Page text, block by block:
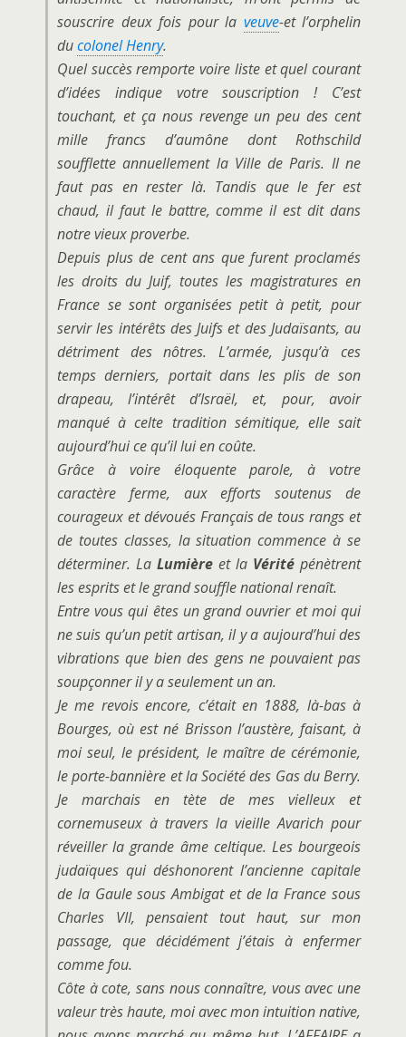
souscrire deux fois pour la veuve-et l’orphelin
ducolonel Henry.
Quel succès remporte voire liste et quel courant
d’idées indique votre souscription ! C’est
touchant, et ça nous revenge un peu des cent
mille francs d’aumône dont Rothschild
soufflette annuellement la Ville de Paris. Il ne
faut pas en rester là. Tandis que le fer est
chaud, il faut le battre, comme il est dit dans
notre vieux proverbe.
Depuis plus de cent ans que furent proclamés
les droits du Juif, toutes les magistratures en
France se sont organisées petit à petit, pour
servir les intérêts des Juifs et des Judaïsants, au
détriment des nôtres. L’armée, jusqu’à ces
temps derniers, portait dans les plis de son
drapeau, l’intérêt d’Israël, et, pour, avoir
manqué à celte tradition sémitique, elle sait
aujourd’hui ce qu’il lui en coûte.
Grâce à voire éloquente parole, à votre
caractère ferme, aux efforts soutenus de
courageux et dévoués Français de tous rangs et
de toutes classes, la situation commence à se
déterminer. La Lumière et la Vérité pénètrent
les esprits et le grand souffle national renaît.
Entre vous qui êtes un grand ouvrier et moi qui
ne suis qu’un petit artisan, il y a aujourd’hui des
vibrations que bien des gens ne pouvaient pas
soupçonner il y a seulement un an.
Je me revois encore, c’était en 1888, là-bas à
Bourges, où est né Brisson l’austère, faisant, à
moi seul, le président, le maître de cérémonie,
le porte-bannière et la Société des Gas du Berry.
Je marchais en tète de mes vielleux et
cornemuseux à travers la vieille Avarich pour
réveiller la grande âme celtique. Les bourgeois
judaïques qui déshonorent l’ancienne capitale
de la Gaule sous Ambigat et de la France sous
Charles VII, pensaient tout haut, sur mon
passage, que décidément j’étais à enfermer
comme fou.
Côte à cote, sans nous connaître, vous avec une
valeur très haute, moi avec mon intuition native,